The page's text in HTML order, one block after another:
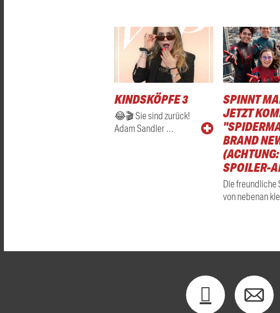
KINDSKÖPFE 3
😂🎬 Sie sind zurück!
Adam Sandler …
SPINNT
JETZT
BRAND
(ACHTUNG:
SPOILER-
Die freundliche
von nebenan